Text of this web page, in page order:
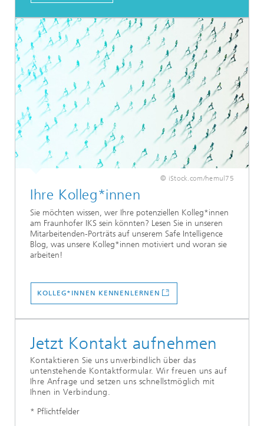
© iStock.com/hemul75
Ihre Kolleg*innen
Sie möchten wissen, wer Ihre potenziellen Kolleg*innen
am Fraunhofer IKS sein könnten? Lesen Sie in unseren
Mitarbeitenden-Porträts auf unserem Safe Intelligence
Blog, was unsere Kolleg*innen motiviert und woran sie
arbeiten!
KOLLEG*INNEN KENNENLERNEN
Jetzt Kontakt aufnehmen
Kontaktieren Sie uns unverbindlich über das
untenstehende Kontaktformular. Wir freuen uns auf
Ihre Anfrage und setzen uns schnellstmöglich mit
Ihnen in Verbindung.
* Pflichtfelder